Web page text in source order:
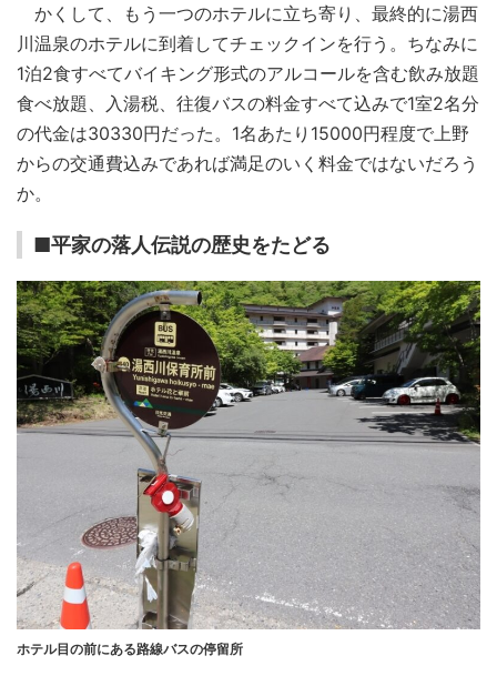
かくして、もう一つのホテルに立ち寄り、最終的に湯西
川温泉のホテルに到着してチェックインを行う。ちなみに
1泊2食すべてバイキング形式のアルコールを含む飲み放題
食べ放題、入湯税、往復バスの料金すべて込みで1室2名分
の代金は30330円だった。1名あたり15000円程度で上野
からの交通費込みであれば満足のいく料金ではないだろう
か。
■平家の落人伝説の歴史をたどる
ホテル目の前にある路線バスの停留所